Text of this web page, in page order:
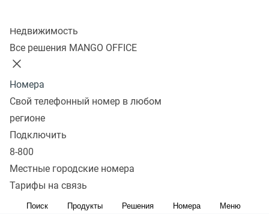
Недвижимость
Все решения MANGO OFFICE
Номера
Свой телефонный номер в любом
регионе
Подключить
8-800
Местные городские номера
Тарифы на связь
Поиск Продукты Решения Номера Меню
Компаниям среднего и крупного бизнеса удобно
иметь необходимые инструменты в едином окне своей
CRM-системы. Доступ к функциям Контакт-центра
прямо из окна платформы позволяет не терять лиды
и ускорить работу с клиентами.
Открытое API позволяет использовать функции
Контакт-центра MANGO OFFICE во внешних системах
и настраивать интеграцию практически с любым